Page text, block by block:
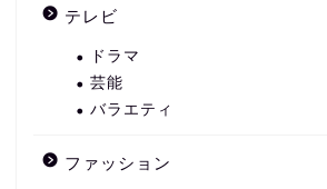
テレビ
ドラマ
芸能
バラエティ
ファッション